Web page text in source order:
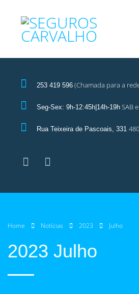
253 419 596 (Chamada para a
Seg-Sex: 9h-12:45h|14h-19h SAB
Rua Teixeira de Pascoais, 331
Home Notícias 2023 Julho
2023 Julho